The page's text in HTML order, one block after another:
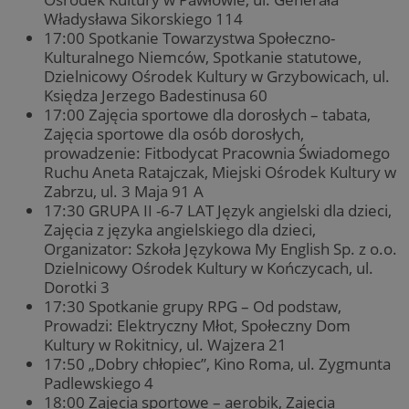
Władysława Sikorskiego 114
17:00 Spotkanie Towarzystwa Społeczno-
Kulturalnego Niemców, Spotkanie statutowe,
Dzielnicowy Ośrodek Kultury w Grzybowicach, ul.
Księdza Jerzego Badestinusa 60
17:00 Zajęcia sportowe dla dorosłych – tabata,
Zajęcia sportowe dla osób dorosłych,
prowadzenie: Fitbodycat Pracownia Świadomego
Ruchu Aneta Ratajczak, Miejski Ośrodek Kultury w
Zabrzu, ul. 3 Maja 91 A
17:30 GRUPA II -6-7 LAT Język angielski dla dzieci,
Zajęcia z języka angielskiego dla dzieci,
Organizator: Szkoła Językowa My English Sp. z o.o.
Dzielnicowy Ośrodek Kultury w Kończycach, ul.
Dorotki 3
17:30 Spotkanie grupy RPG – Od podstaw,
Prowadzi: Elektryczny Młot, Społeczny Dom
Kultury w Rokitnicy, ul. Wajzera 21
17:50 „Dobry chłopiec”, Kino Roma, ul. Zygmunta
Padlewskiego 4
18:00 Zajęcia sportowe – aerobik, Zajęcia